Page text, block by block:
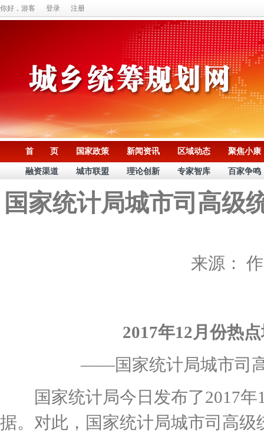
你好，游客 登录 注册
首 页 国家政策 新闻资讯 区域动态 聚焦小康
融资渠道 城市联盟 理论创新 专家智库 百家争鸣
国家统计局城市司高级
来源：
2017年12月份热点
——国家统计局城市司高
国家统计局今日发布了2017年
据。对此，国家统计局城市司高